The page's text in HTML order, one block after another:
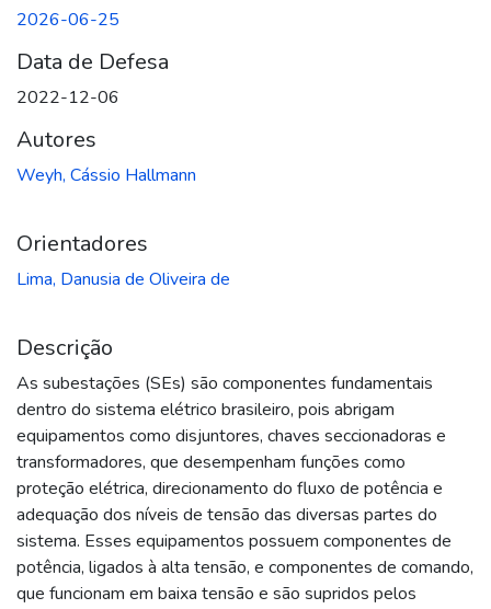
2026-06-25
Data de Defesa
2022-12-06
Autores
Weyh, Cássio Hallmann
Orientadores
Lima, Danusia de Oliveira de
Descrição
As subestações (SEs) são componentes fundamentais
dentro do sistema elétrico brasileiro, pois abrigam
equipamentos como disjuntores, chaves seccionadoras e
transformadores, que desempenham funções como
proteção elétrica, direcionamento do fluxo de potência e
adequação dos níveis de tensão das diversas partes do
sistema. Esses equipamentos possuem componentes de
potência, ligados à alta tensão, e componentes de comando,
que funcionam em baixa tensão e são supridos pelos